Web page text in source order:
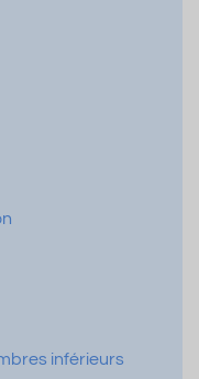
inférieurs